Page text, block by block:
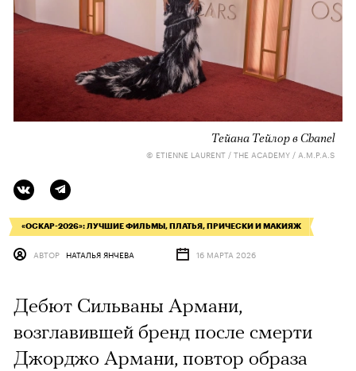
Тейана Тейлор в Chanel
© ETIENNE LAURENT / THE ACADEMY / A.M.P.A.S
«ОСКАР-2026»: ЛУЧШИЕ ФИЛЬМЫ, ПЛАТЬЯ, ПРИЧЕСКИ И МАКИЯЖ
АВТОР НАТАЛЬЯ ЯНЧЕВА 16 МАРТА 2026
Дебют Сильваны Армани,
возглавившей бренд после смерти
Джорджо Армани, повтор образа